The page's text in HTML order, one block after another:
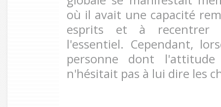
où il avait une capacité
esprits et à recentrer
l'essentiel. Cependant,
personne dont
n'hésitait pas à lui dire les